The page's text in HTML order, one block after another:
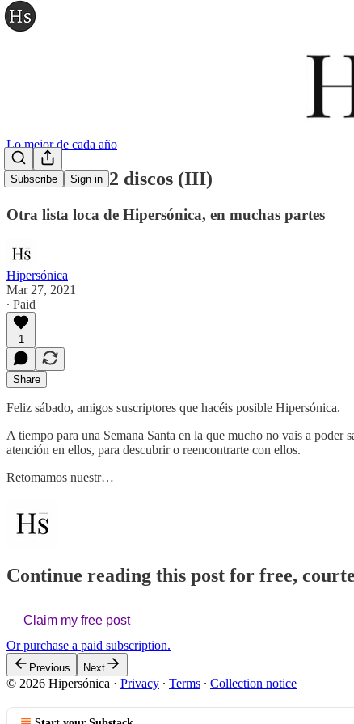
Subscribe Sign in
Lo mejor de cada año
Los 80 en 202 discos (III)
Otra lista loca de Hipersónica, en muchas partes
Hipersónica
Mar 27, 2021
∙ Paid
1
Share
Feliz sábado, amigos suscriptores que hacéis posible Hipersónica.
A tiempo para una Semana Santa en la que mucho no vais a poder
atención en ellos, para descubrir o reencontrarte con ellos.
Retomamos nuestr…
Continue reading this post for free,
Claim my free post
Or purchase a paid subscription.
Previous Next
© 2026 Hipersónica · Privacy ∙ Terms ∙ Collection notice